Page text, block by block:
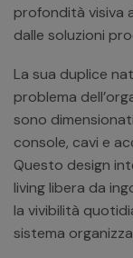
profondità visiva
dalle soluzioni
La sua duplice
problema
sono
console, cavi e
Questo design
living libera da
la vivibilità
sistema